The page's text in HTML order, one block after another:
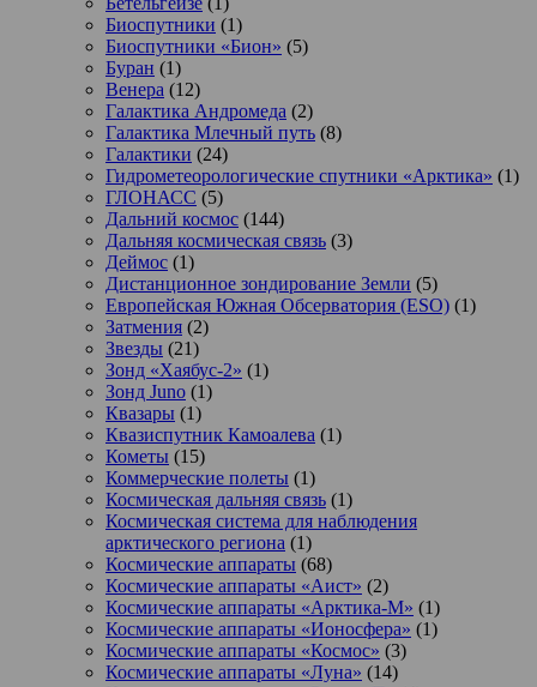
Биоспутники (1)
Биоспутники «Бион» (5)
Буран (1)
Венера (12)
Галактика Андромеда (2)
Галактика Млечный путь (8)
Галактики (24)
Гидрометеорологические спутники «Арктика» (1)
ГЛОНАСС (5)
Дальний космос (144)
Дальняя космическая связь (3)
Деймос (1)
Дистанционное зондирование Земли (5)
Европейская Южная Обсерватория (ESO) (1)
Затмения (2)
Звезды (21)
Зонд «Хаябус-2» (1)
Зонд Juno (1)
Квазары (1)
Квазиспутник Камоалева (1)
Кометы (15)
Коммерческие полеты (1)
Космическая дальняя связь (1)
Космическая система для наблюдения
арктического региона (1)
Космические аппараты (68)
Космические аппараты «Аист» (2)
Космические аппараты «Арктика-М» (1)
Космические аппараты «Ионосфера» (1)
Космические аппараты «Космос» (3)
Космические аппараты «Луна» (14)